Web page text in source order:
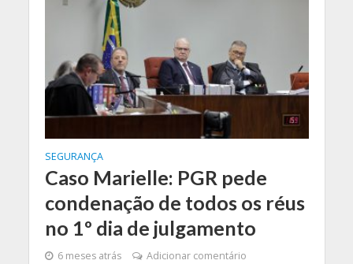
SEGURANÇA
Caso Marielle: PGR pede
condenação de todos os réus
no 1º dia de julgamento
6 meses atrás Adicionar comentário